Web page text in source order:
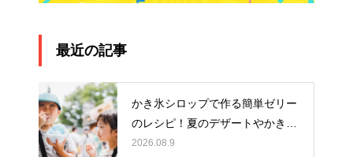
最近の記事
かき氷シロップで作る簡単ゼリー
のレシピ！夏のデザートやかき氷
アレンジにもおすすめ
2026.08.9